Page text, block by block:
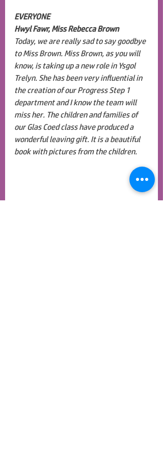
EVERYONE
Hwyl Fawr, Miss Rebecca Brown
Today, we are really sad to say goodbye
to Miss Brown. Miss Brown, as you will
know, is taking up a new role in Ysgol
Trelyn. She has been very influential in
the creation of our Progress Step 1
department and I know the team will
miss her. The children and families of
our Glas Coed class have produced a
wonderful leaving gift. It is a beautiful
book with pictures from the children.